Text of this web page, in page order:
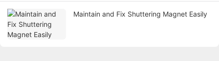
Maintain and Fix Shuttering Magnet Easily